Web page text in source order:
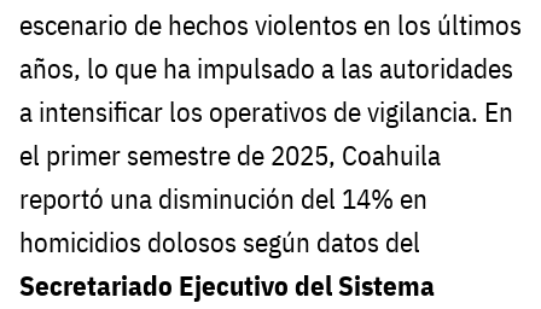
escenario de hechos violentos en los últimos
años, lo que ha impulsado a las autoridades
a intensificar los operativos de vigilancia. En
el primer semestre de 2025, Coahuila
reportó una disminución del 14% en
homicidios dolosos según datos del
Secretariado Ejecutivo del Sistema